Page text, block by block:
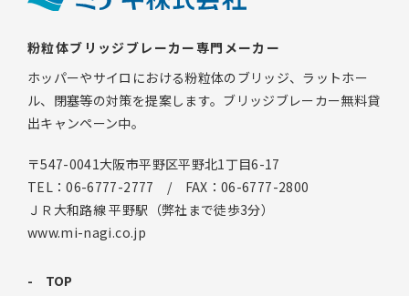
粉粒体ブリッジブレーカー専門メーカー
ホッパーやサイロにおける粉粒体のブリッジ、ラットホー
ル、閉塞等の対策を提案します。ブリッジブレーカー無料貸
出キャンペーン中。
〒547-0041大阪市平野区平野北1丁目6-17
TEL：06-6777-2777 / FAX：06-6777-2800
ＪＲ大和路線 平野駅（弊社まで徒歩3分）
www.mi-nagi.co.jp
TOP